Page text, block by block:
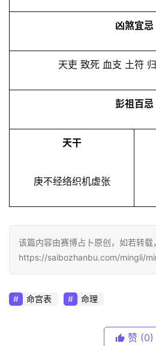
凶煞宜忌
天吏 致死 血支 土符
彭祖百忌
天干
庚不经络织机虚张
该篇内容由赛博占卜原创，如若转载
https://saibozhanbu.com/mingli/
命宫表 命理
赞 (0)